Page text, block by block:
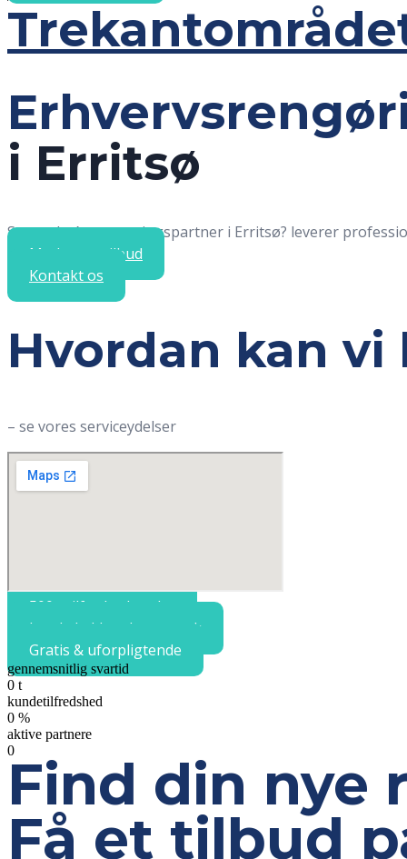
i Erritsø
Søger du én rengøringspartner i Erritsø? leverer
Modtag et tilbud
Kontakt os
Hvordan kan
– se vores serviceydelser
500+ tilfredse kunder
Landsdækkende netværk
Gratis & uforpligtende
gennemsnitlig svartid
0 t
kundetilfredshed
0 %
aktive partnere
0Find din nye
Få et tilbud